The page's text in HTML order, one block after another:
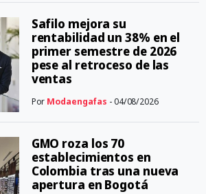
Safilo mejora su
rentabilidad un 38% en el
primer semestre de 2026
pese al retroceso de las
ventas
Por Modaengafas - 04/08/2026
GMO roza los 70
establecimientos en
Colombia tras una nueva
apertura en Bogotá